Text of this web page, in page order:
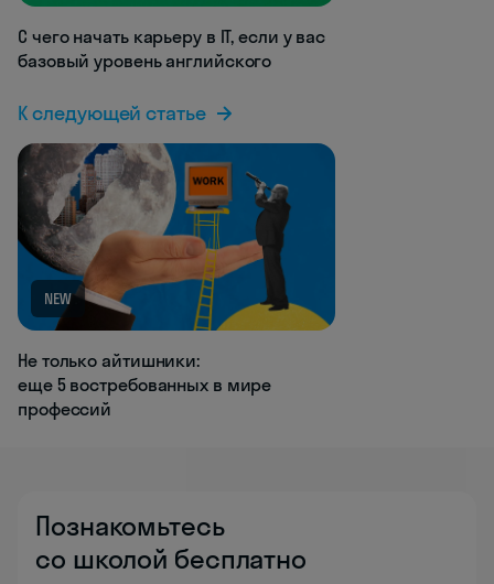
С чего начать карьеру в IT, если у вас
базовый уровень английского
К следующей статье
NEW
Не только айтишники:
еще 5 востребованных в мире
профессий
Познакомьтесь
со школой бесплатно